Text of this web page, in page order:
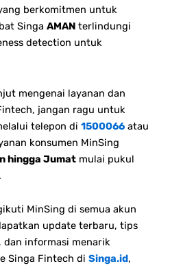
berkomitmen untuk
Singa AMAN terlindungi
detection untuk
mengenai layanan dan
jangan ragu untuk
telepon di 1500066 atau
konsumen MinSing
hingga Jumat mulai pukul
.
MinSing di semua akun
update terbaru, tips
dan informasi menarik
Singa Fintech di Singa.id,